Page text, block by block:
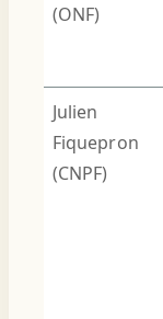
(ONF)
Julien
Fiquepron
(CNPF)